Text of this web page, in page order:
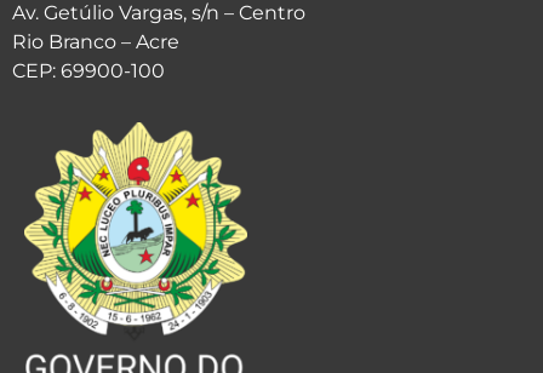
Av. Getúlio Vargas, s/n – Centro
Rio Branco – Acre
CEP: 69900-100